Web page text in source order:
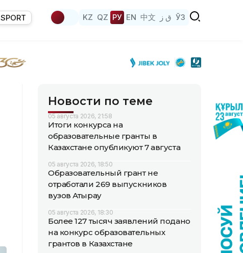
SPORT KZ QZ РУ EN 中文 ق ز ЎЗ
Новости по теме
05 августа 2026, 21:58
Итоги конкурса на
образовательные гранты в
Казахстане опубликуют 7 августа
05 августа 2026, 18:50
Образовательный грант не
отработали 269 выпускников
вузов Атырау
05 августа 2026, 18:30
Более 127 тысяч заявлений подано
на конкурс образовательных
грантов в Казахстане